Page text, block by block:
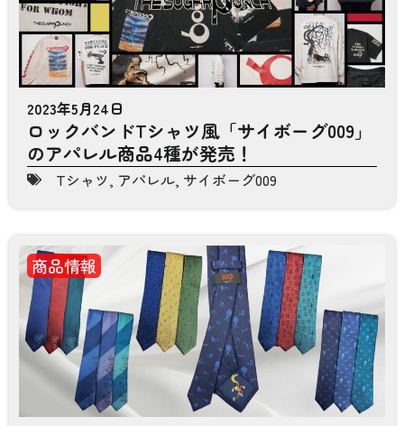
2023年5月24日
ロックバンドTシャツ風「サイボーグ009」
のアパレル商品4種が発売！
Tシャツ, アパレル, サイボーグ009
商品情報